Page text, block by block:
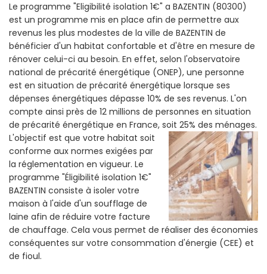
Le programme "Eligibilité isolation 1€" a BAZENTIN (80300)
est un programme mis en place afin de permettre aux
revenus les plus modestes de la ville de BAZENTIN de
bénéficier d'un habitat confortable et d'être en mesure de
rénover celui-ci au besoin. En effet, selon l'observatoire
national de précarité énergétique (ONEP), une personne
est en situation de précarité énergétique lorsque ses
dépenses énergétiques dépasse 10% de ses revenus. L'on
compte ainsi près de 12 millions de personnes en situation
de précarité énergétique en France, soit 25% des ménages.
L'objectif est que votre habitat soit
conforme aux normes exigées par
la réglementation en vigueur. Le
programme "Éligibilité isolation 1€"
BAZENTIN consiste à isoler votre
maison à l'aide d'un soufflage de
laine afin de réduire votre facture
de chauffage. Cela vous permet de réaliser des économies
conséquentes sur votre consommation d'énergie (CEE) et
de fioul.